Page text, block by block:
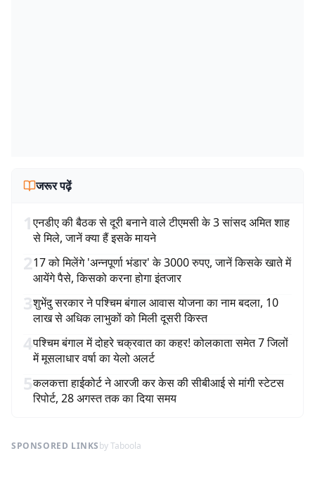
जरूर पढ़ें
1एनडीए की बैठक से दूरी बनाने वाले टीएमसी के 3 सांसद अमित शाह
से मिले, जानें क्या हैं इसके मायने
217 को मिलेंगे 'अन्नपूर्णा भंडार' के 3000 रुपए, जानें किसके खाते में
आयेंगे पैसे, किसको करना होगा इंतजार
3शुभेंदु सरकार ने पश्चिम बंगाल आवास योजना का नाम बदला, 10
लाख से अधिक लाभुकों को मिली दूसरी किस्त
4पश्चिम बंगाल में दोहरे चक्रवात का कहर! कोलकाता समेत 7 जिलों
में मूसलाधार वर्षा का येलो अलर्ट
5कलकत्ता हाईकोर्ट ने आरजी कर केस की सीबीआई से मांगी स्टेटस
रिपोर्ट, 28 अगस्त तक का दिया समय
SPONSORED LINKSby Taboola